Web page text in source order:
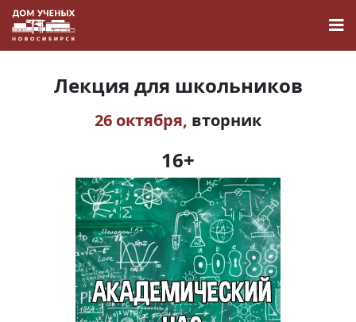
Наука
О Доме учёных
Виртуальный тур
Лекция для школьников
26 октября, вторник
16+